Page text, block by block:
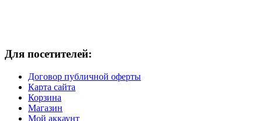
Для посетителей:
Договор публичной оферты
Карта сайта
Корзина
Магазин
Мой аккаунт